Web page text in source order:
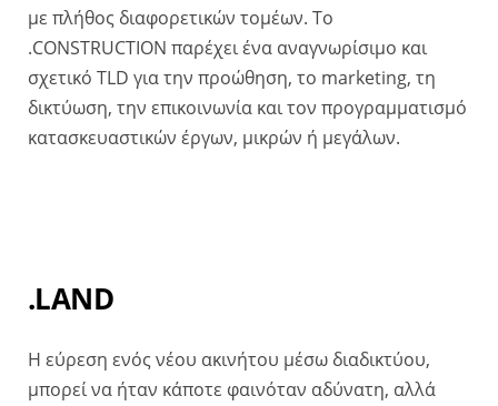
με πλήθος διαφορετικών τομέων. Το
.CONSTRUCTION παρέχει ένα αναγνωρίσιμο και
σχετικό TLD για την προώθηση, το marketing, τη
δικτύωση, την επικοινωνία και τον προγραμματισμό
κατασκευαστικών έργων, μικρών ή μεγάλων.
.LAND
Η εύρεση ενός νέου ακινήτου μέσω διαδικτύου,
μπορεί να ήταν κάποτε φαινόταν αδύνατη, αλλά